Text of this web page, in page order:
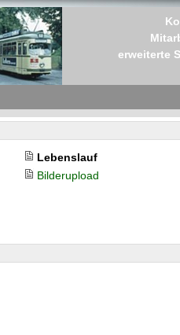
erweiterte
Lebenslauf
Bilderupload